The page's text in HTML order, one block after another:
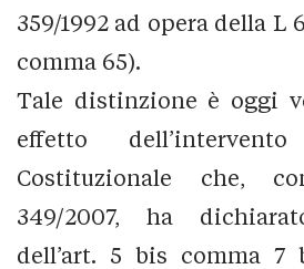
359/1992 ad opera della L
comma 65).
Tale distinzione è oggi
effetto
Costituzionale che,
349/2007, ha
dell’art. 5 bis comma 7